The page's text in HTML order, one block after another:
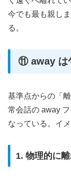
今でも最も親し
る。
⑪ away は
基準点からの「
常会話の away
なっている。イ
1. 物理的に離